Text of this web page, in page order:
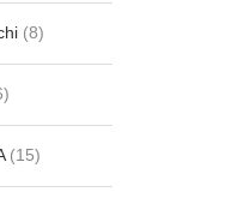
(8)
(15)